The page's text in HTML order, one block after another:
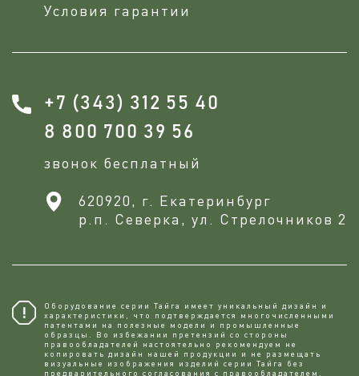
Условия гарантии
+7 (343) 312 55 40
8 800 700 39 56
звонок бесплатный
620920, г. Екатеринбург
р.п. Северка, ул. Стрелочников 2
Оборудование серии Тайга имеет уникальный дизайн и
характеристики, что подтверждается многочисленными
патентами на полезные модели и промышленные
образцы. Во избежании претензий со стороны
правообладателей настоятельно рекомендуем не
копировaть дизайн нашей продукции и не размещать
визуальные изображения изделий серии Тайга без
предварительного согласования с правообладателем.